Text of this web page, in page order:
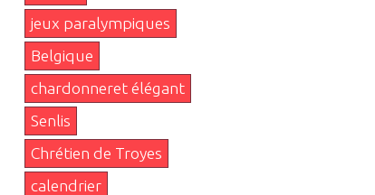
jeux paralympiques
Belgique
chardonneret élégant
Senlis
Chrétien de Troyes
calendrier